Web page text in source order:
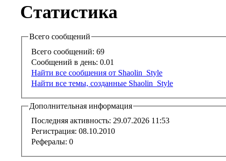
Статистика
Всего сообщений
Всего сообщений: 69
Сообщений в день: 0.01
Найти все сообщения от Shaolin_Style
Найти все темы, созданные Shaolin_Style
Дополнительная информация
Последняя активность: 29.07.2026 11:53
Регистрация: 08.10.2010
Рефералы: 0